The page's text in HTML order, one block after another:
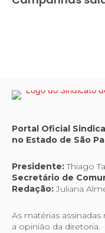
Portal Oficial
no Estado de São
Presidente:Thiago
Secretário de
Redação:Juliana
As matérias
a opinião da diretoria.